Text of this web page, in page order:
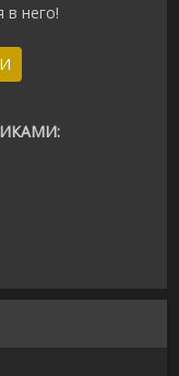
в него!